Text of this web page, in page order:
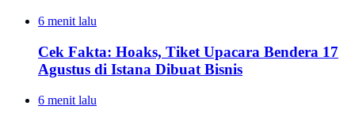
6 menit lalu
Cek Fakta: Hoaks, Tiket Upacara Bendera 17
Agustus di Istana Dibuat Bisnis
6 menit lalu